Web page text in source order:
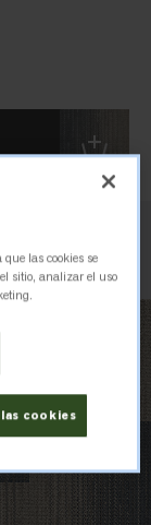
que las cookies se
sitio, analizar el uso
cookies